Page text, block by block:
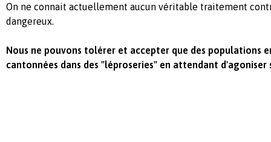
On ne connait actuellement aucun véritable traitement
dangereux.
Nous ne pouvons tolérer et accepter que des populations
cantonnées dans des "léproseries" en attendant d'agoniser